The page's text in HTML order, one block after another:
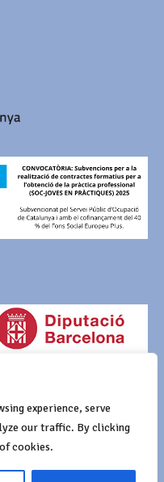
experience, serve
our traffic. By clicking
cookies.